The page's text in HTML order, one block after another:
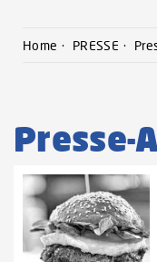
Home PRESSE
Presse-